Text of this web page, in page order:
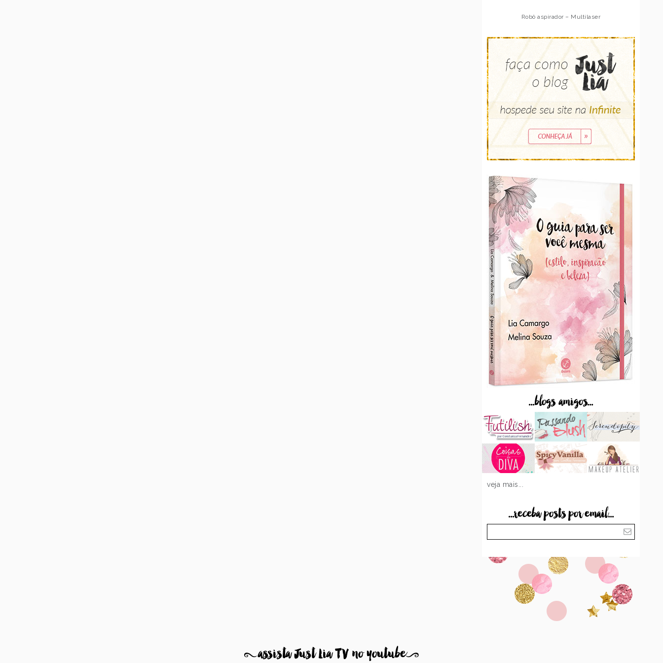
Robô aspirador – Multilaser
...blogs amigos...
veja mais...
...receba posts por email...
8assista Just Lia TV no youtube9